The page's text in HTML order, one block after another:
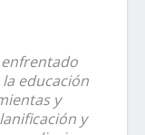
educación
y
y